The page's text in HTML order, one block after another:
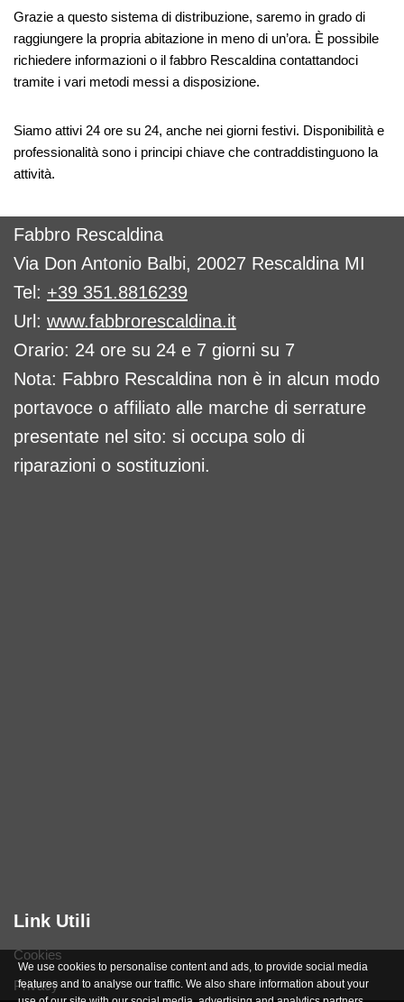
Grazie a questo sistema di distribuzione, saremo in grado di
raggiungere la propria abitazione in meno di un’ora. È possibile
richiedere informazioni o il fabbro Rescaldina contattandoci
tramite i vari metodi messi a disposizione.
Siamo attivi 24 ore su 24, anche nei giorni festivi. Disponibilità e
professionalità sono i principi chiave che contraddistinguono la
attività.
Fabbro Rescaldina
Via Don Antonio Balbi, 20027 Rescaldina MI
Tel: +39 351.8816239
Url: www.fabbrorescaldina.it
Orario: 24 ore su 24 e 7 giorni su 7
Nota: Fabbro Rescaldina non è in alcun modo
portavoce o affiliato alle marche di serrature
presentate nel sito: si occupa solo di
riparazioni o sostituzioni.
Link Utili
Cookies
Privacy
We use cookies to personalise content and ads, to provide social media
features and to analyse our traffic. We also share information about your